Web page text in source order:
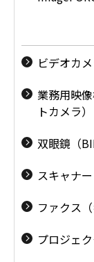
ビデオカメ
業務用映
トカメラ）
双眼鏡（
スキャナ
ファクス
プロジェ